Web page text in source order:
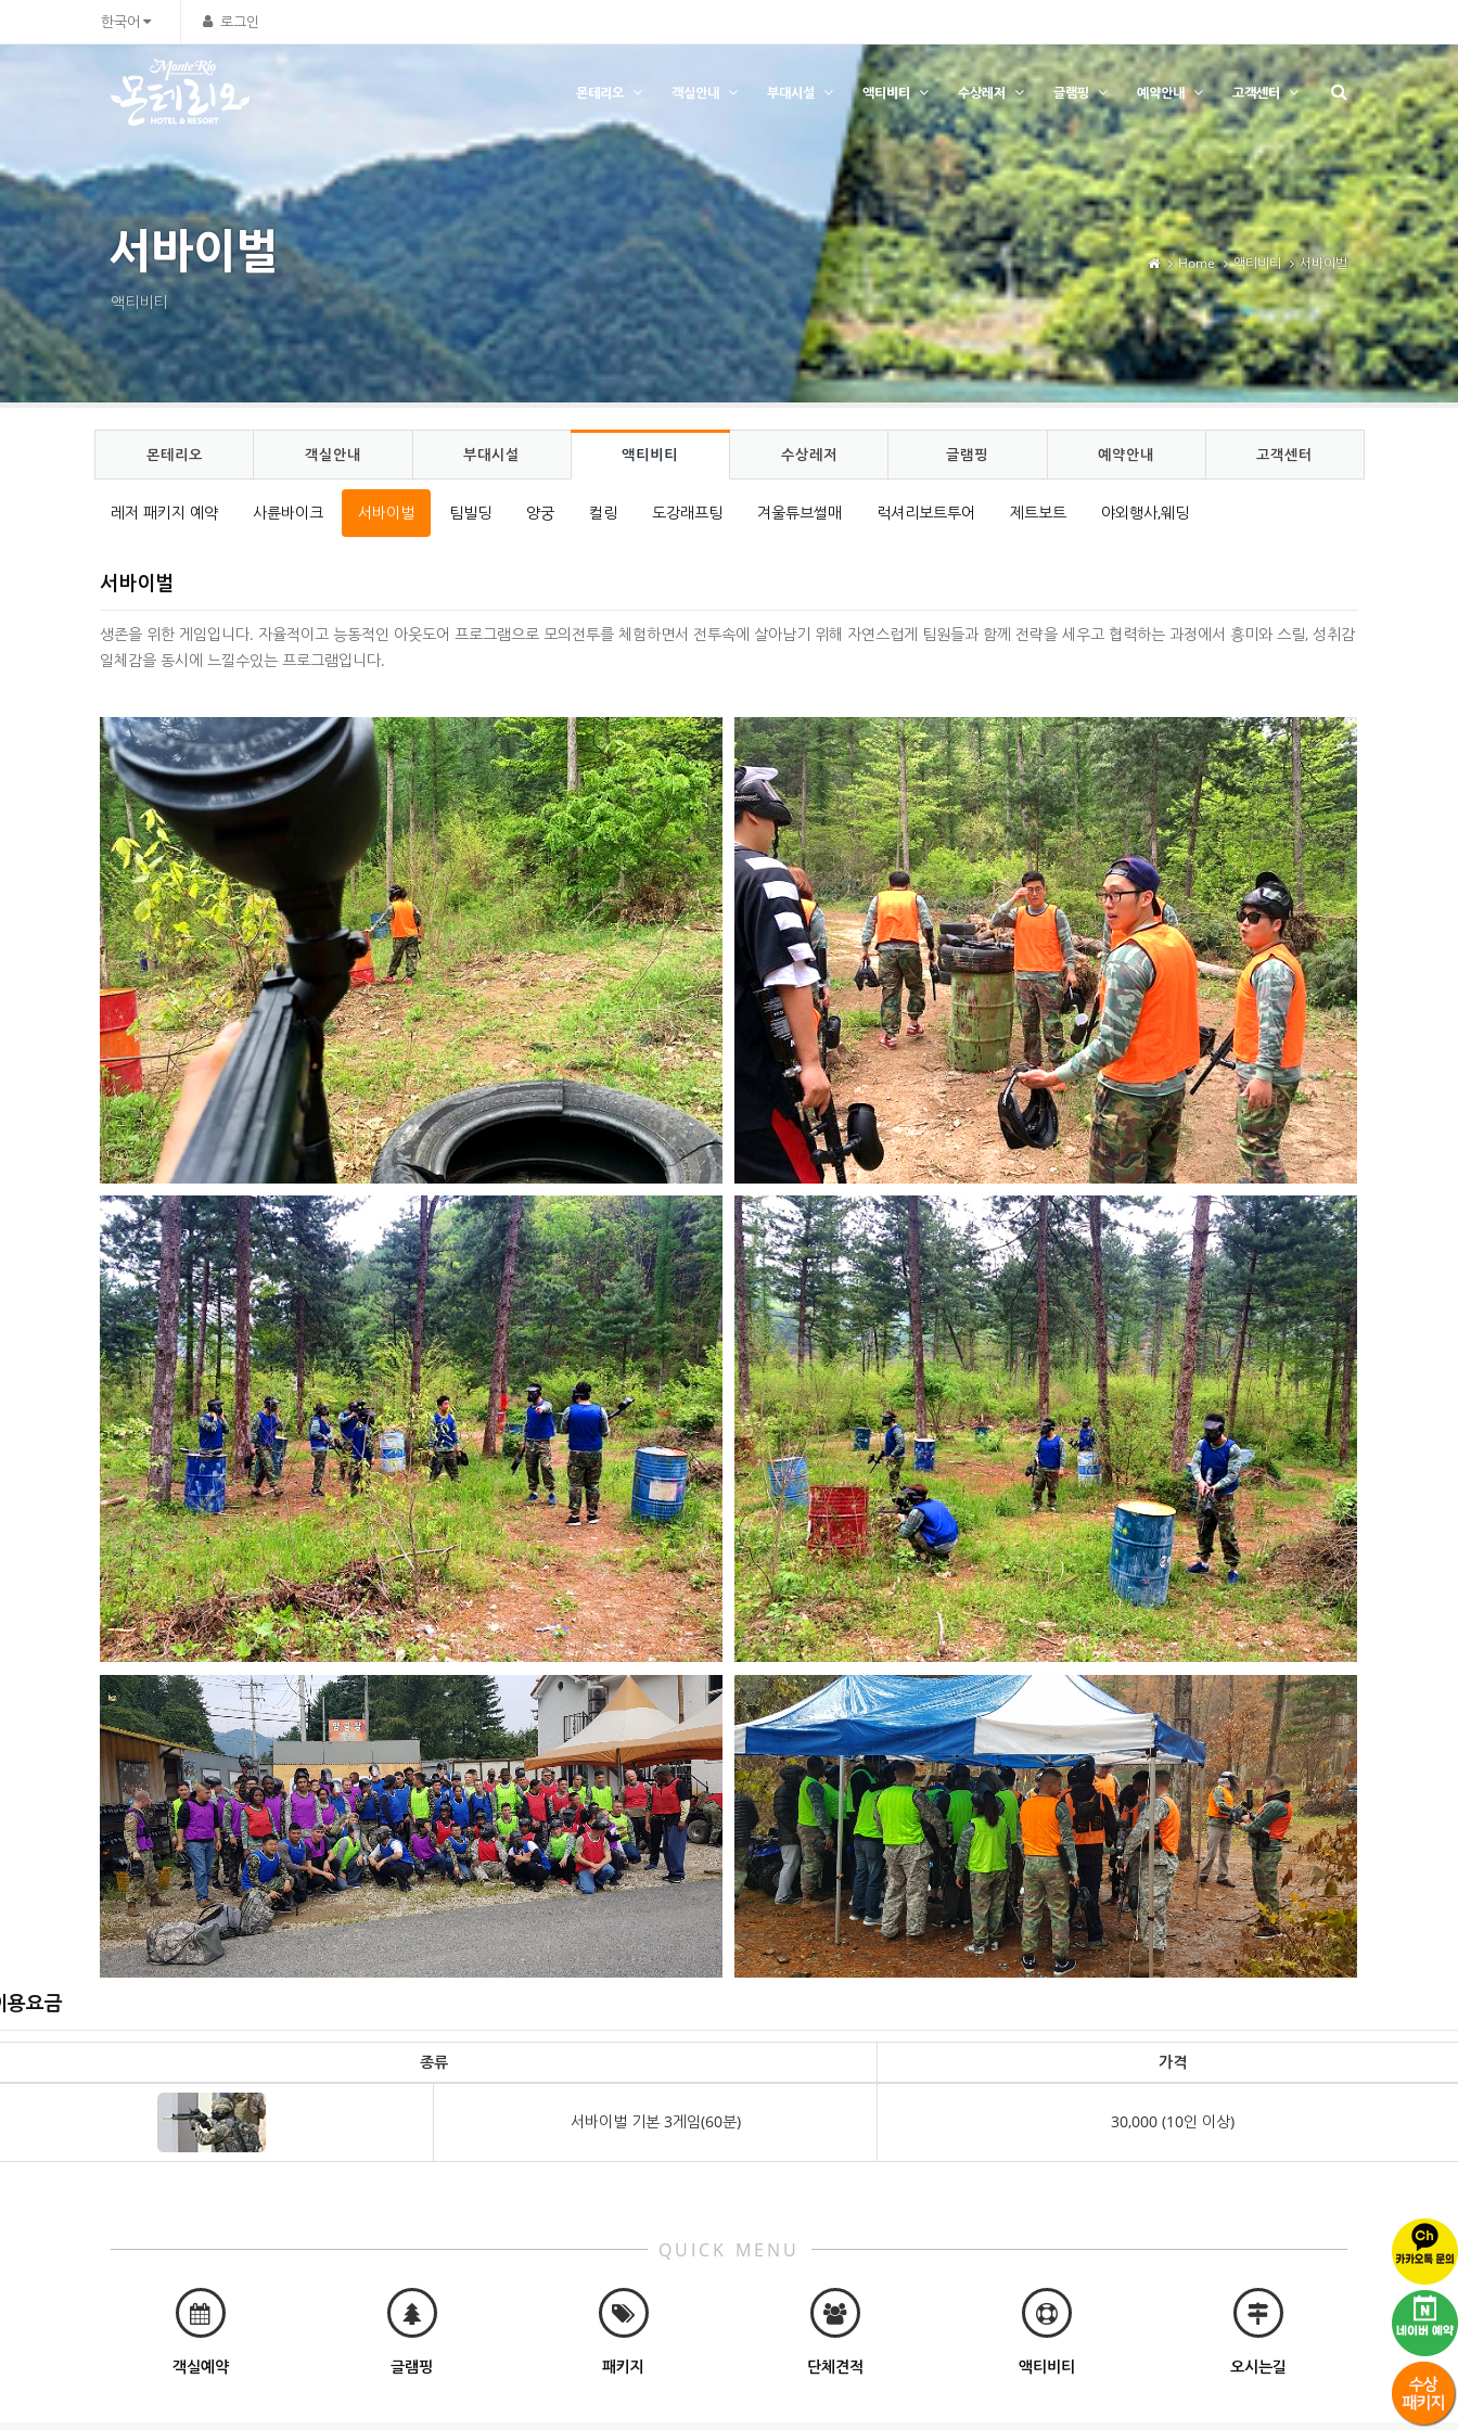
한국어 로그인
몬테리오 객실안내 부대시설 액티비티 수상레저 글램핑 예약안내 고객센터
서바이벌
액티비티
Home 액티비티 서바이벌
몬테리오 객실안내 부대시설 액티비티 수상레저 글램핑 예약안내 고객센터
레저 패키지 예약 사륜바이크 서바이벌 팀빌딩 양궁 컬링 도강래프팅 겨울튜브썰매 럭셔리보트투어 제트보트 야외행사,웨딩
서바이벌
생존을 위한 게임입니다. 자율적이고 능동적인 아웃도어 프로그램으로 모의전투를 체험하면서 전투속에 살아남기 위해 자연스럽게 팀원들과 함께 전략을 세우고 협력하는 과정에서 흥미와 스릴, 성취감
일체감을 동시에 느낄수있는 프로그램입니다.
용요금
종류 가격
서바이벌 기본 3게임(60분) 30,000 (10인 이상)
QUICK MENU
객실예약 글램핑 패키지 단체견적 액티비티 오시는길